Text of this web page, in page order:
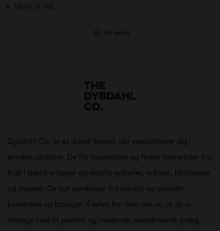
Motiv af fisk…
Vis mere
Dybdahl Co. er et dansk brand, der specialiserer sig i
smukke plakater. De får inspiration og finder materialer fra
tryk i sjældne bøger og skjulte gallerier, arkiver, biblioteker
og museer. De har samlinger fra kendte og ukendte
kunstnere og biologer. Fælles for dem alle er, at de er
vintage med et poetisk og moderne, skandinavisk præg.